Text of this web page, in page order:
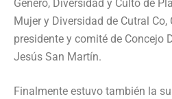
Género, Diversidad y Culto de
Mujer y Diversidad de Cutral Co,
presidente y comité de Concejo
Jesús San Martín.
Finalmente estuvo también la